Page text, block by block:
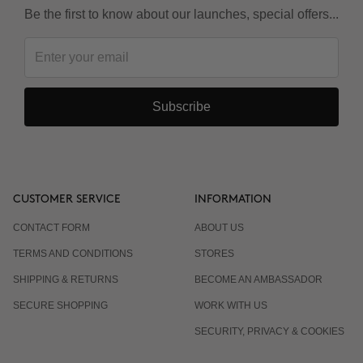
Be the first to know about our launches, special offers...
Subscribe
CUSTOMER SERVICE
CONTACT FORM
TERMS AND CONDITIONS
SHIPPING & RETURNS
SECURE SHOPPING
INFORMATION
ABOUT US
STORES
BECOME AN AMBASSADOR
WORK WITH US
SECURITY, PRIVACY & COOKIES